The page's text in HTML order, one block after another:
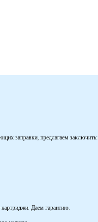
заправки, предлагаем заключить:
картриджи. Даем гарантию.